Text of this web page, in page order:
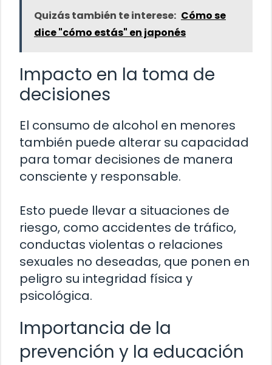
Quizás también te interese: Cómo se
dice "cómo estás" en japonés
Impacto en la toma de
decisiones
El consumo de alcohol en menores
también puede alterar su capacidad
para tomar decisiones de manera
consciente y responsable.
Esto puede llevar a situaciones de
riesgo, como accidentes de tráfico,
conductas violentas o relaciones
sexuales no deseadas, que ponen en
peligro su integridad física y
psicológica.
Importancia de la
prevención y la educación